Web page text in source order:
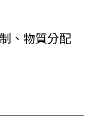
、物質分配